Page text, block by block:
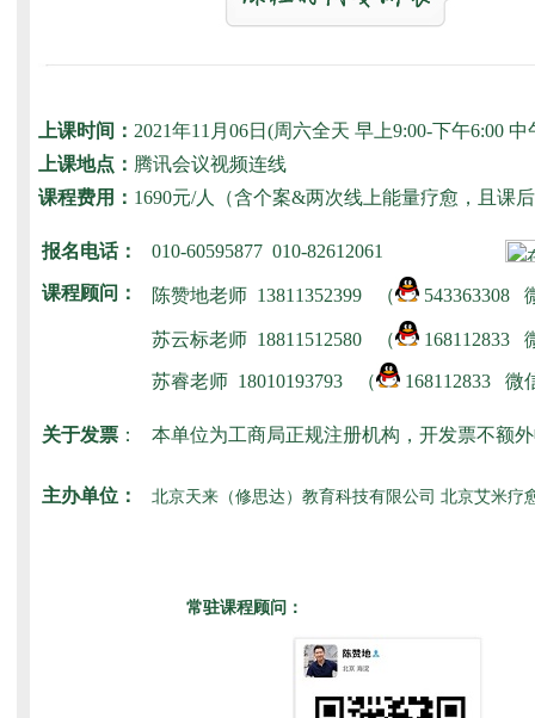
上课时间： 2021年11月06日(周六全天 早上9:00-下午6:00
上课地点： 腾讯会议视频连线
课程费用： 1690元/人（含个案&两次线上能量疗愈，且课
报名电话： 010-60595877 010-82612061
课程顾问： 陈赞地老师13811352399 （ 543363308
苏云标老师 18811512580（ 168112833
苏睿老师 18010193793（ 168112833 微
关于发票： 本单位为工商局正规注册机构，开发票不额
主办单位： 北京天来（修思达）教育科技有限公司 北京艾米疗
常驻课程顾问：